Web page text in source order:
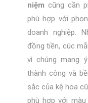
niệm cũng cần
phù hợp với
doanh nghiệp.
đồng tiền, cúc
vì chúng mang
thành công và
sắc của kệ hoa
phù hợp với